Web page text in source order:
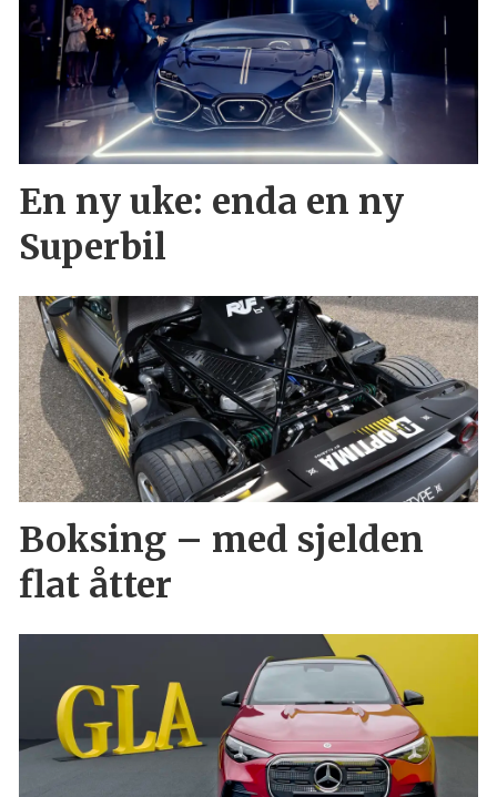
En ny uke: enda en ny
Superbil
Boksing – med sjelden
flat åtter